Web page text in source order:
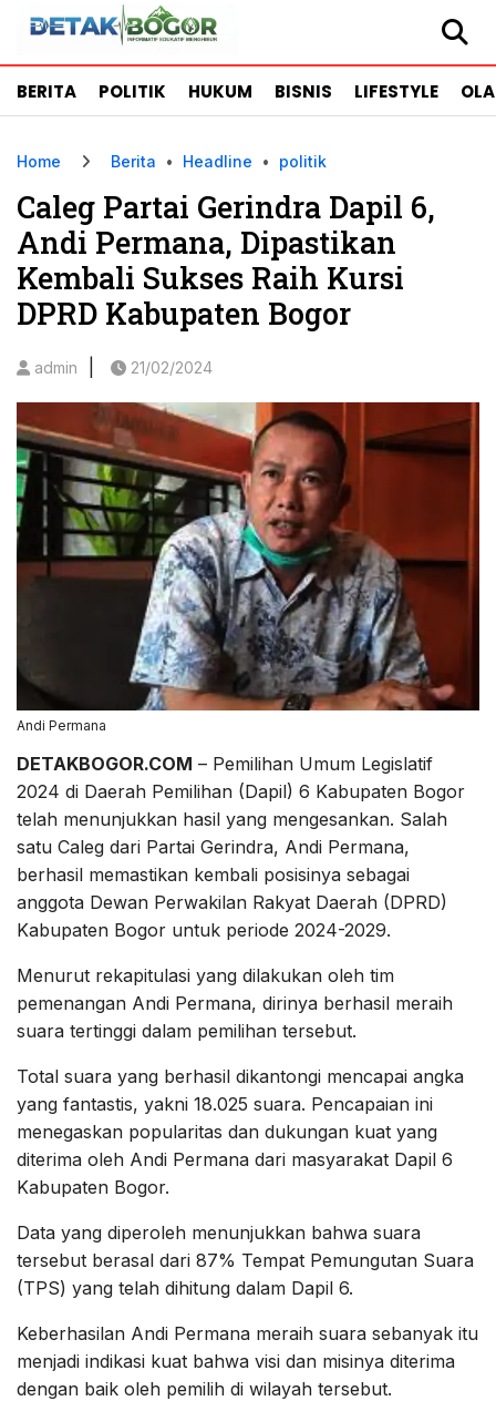
BERITA POLITIK HUKUM BISNIS LIFESTYLE
Home Berita • Headline • politik
Caleg Partai Gerindra Dapil 6,
Andi Permana, Dipastikan
Kembali Sukses Raih Kursi
DPRD Kabupaten Bogor
admin 21/02/2024
Andi Permana
DETAKBOGOR.COM – Pemilihan Umum Legislatif
2024 di Daerah Pemilihan (Dapil) 6 Kabupaten Bogor
telah menunjukkan hasil yang mengesankan. Salah
satu Caleg dari Partai Gerindra, Andi Permana,
berhasil memastikan kembali posisinya sebagai
anggota Dewan Perwakilan Rakyat Daerah (DPRD)
Kabupaten Bogor untuk periode 2024-2029.
Menurut rekapitulasi yang dilakukan oleh tim
pemenangan Andi Permana, dirinya berhasil meraih
suara tertinggi dalam pemilihan tersebut.
Total suara yang berhasil dikantongi mencapai angka
yang fantastis, yakni 18.025 suara. Pencapaian ini
menegaskan popularitas dan dukungan kuat yang
diterima oleh Andi Permana dari masyarakat Dapil 6
Kabupaten Bogor.
Data yang diperoleh menunjukkan bahwa suara
tersebut berasal dari 87% Tempat Pemungutan Suara
(TPS) yang telah dihitung dalam Dapil 6.
Keberhasilan Andi Permana meraih suara sebanyak itu
menjadi indikasi kuat bahwa visi dan misinya diterima
dengan baik oleh pemilih di wilayah tersebut.